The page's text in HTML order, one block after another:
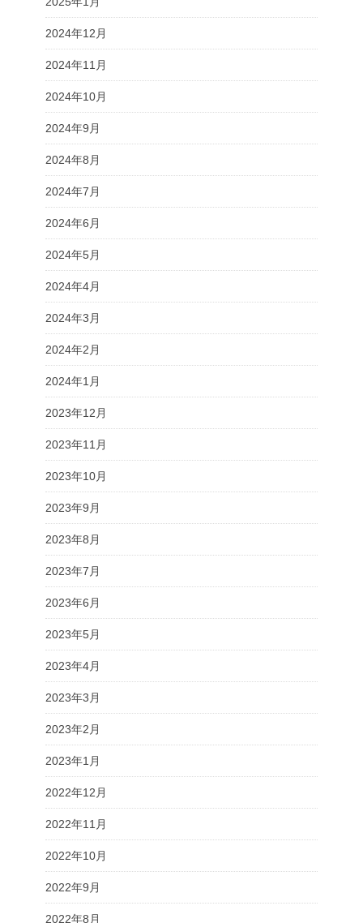
2024年12月
2024年11月
2024年10月
2024年9月
2024年8月
2024年7月
2024年6月
2024年5月
2024年4月
2024年3月
2024年2月
2024年1月
2023年12月
2023年11月
2023年10月
2023年9月
2023年8月
2023年7月
2023年6月
2023年5月
2023年4月
2023年3月
2023年2月
2023年1月
2022年12月
2022年11月
2022年10月
2022年9月
2022年8月